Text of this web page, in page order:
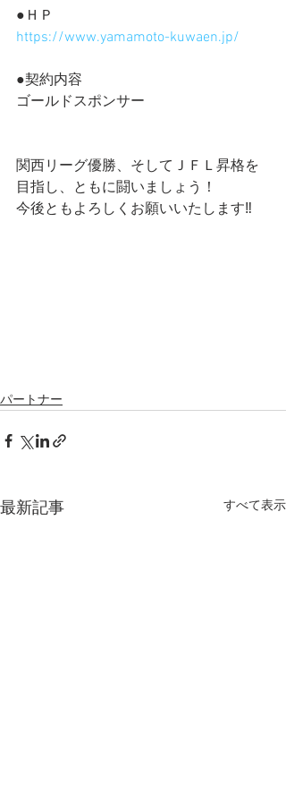
●ＨＰ
https://www.yamamoto-kuwaen.jp/
●契約内容
ゴールドスポンサー
関西リーグ優勝、そしてＪＦＬ昇格を
目指し、ともに闘いましょう！
今後ともよろしくお願いいたします‼️
パートナー
最新記事 すべて表示